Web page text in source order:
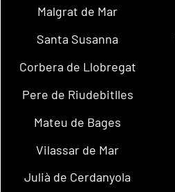
Malgrat de Mar
Santa Susanna
Corbera de Llobregat
Pere de Riudebitlles
Mateu de Bages
Vilassar de Mar
Julià de Cerdanyola